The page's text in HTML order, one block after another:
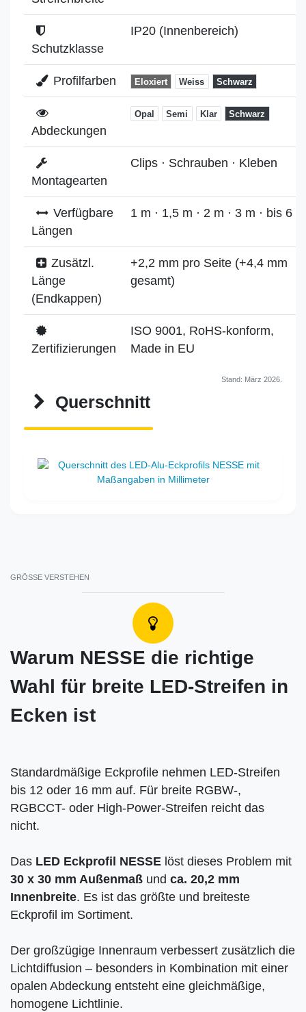
Schutzklasse
IP20 (Innenbereich)
Profilfarben Eloxiert Weiss Schwarz
Abdeckungen
Opal Semi Klar Schwarz
Montagearten
Clips · Schrauben · Kleben
Verfügbare
Längen
1 m · 1,5 m · 2 m · 3 m · bis 6 m
Zusätzl.
Länge
(Endkappen)
+2,2 mm pro Seite (+4,4 mm
gesamt)
Zertifizierungen
ISO 9001, RoHS-konform,
Made in EU
Stand: März 2026.
Querschnitt
GRÖSSE VERSTEHEN
Warum NESSE die richtige
Wahl für breite LED-Streifen in
Ecken ist
Standardmäßige Eckprofile nehmen LED-Streifen
bis 12 oder 16 mm auf. Für breite RGBW-,
RGBCCT- oder High-Power-Streifen reicht das
nicht.
Das LED Eckprofil NESSE löst dieses Problem mit
30 x 30 mm Außenmaß und ca. 20,2 mm
Innenbreite. Es ist das größte und breiteste
Eckprofil im Sortiment.
Der großzügige Innenraum verbessert zusätzlich die
Lichtdiffusion – besonders in Kombination mit einer
opalen Abdeckung entsteht eine gleichmäßige,
homogene Lichtlinie.